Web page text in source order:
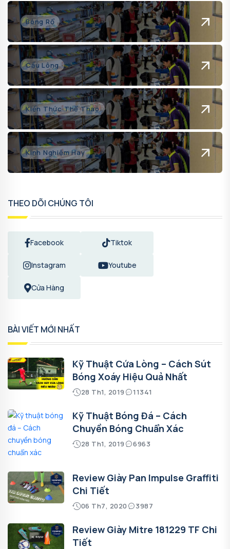
Bóng Rổ
Cầu Lông
Kiến Thức Thể Thao
Kinh Nghiệm Hay
THEO DÕI CHÚNG TÔI
Facebook Tiktok
Instagram Youtube
Cửa Hàng
BÀI VIẾT MỚI NHẤT
Kỹ Thuật Cứa Lòng – Cách Sút
Bóng Xoáy Hiệu Quả Nhất
28 Th1, 2019 11341
Kỹ Thuật Bóng Đá – Cách
Chuyền Bóng Chuẩn Xác
28 Th1, 2019 6963
Review Giày Pan Impulse Graffiti
Chi Tiết
06 Th7, 2020 3987
Review Giày Mitre 181229 TF Chi
Tiết